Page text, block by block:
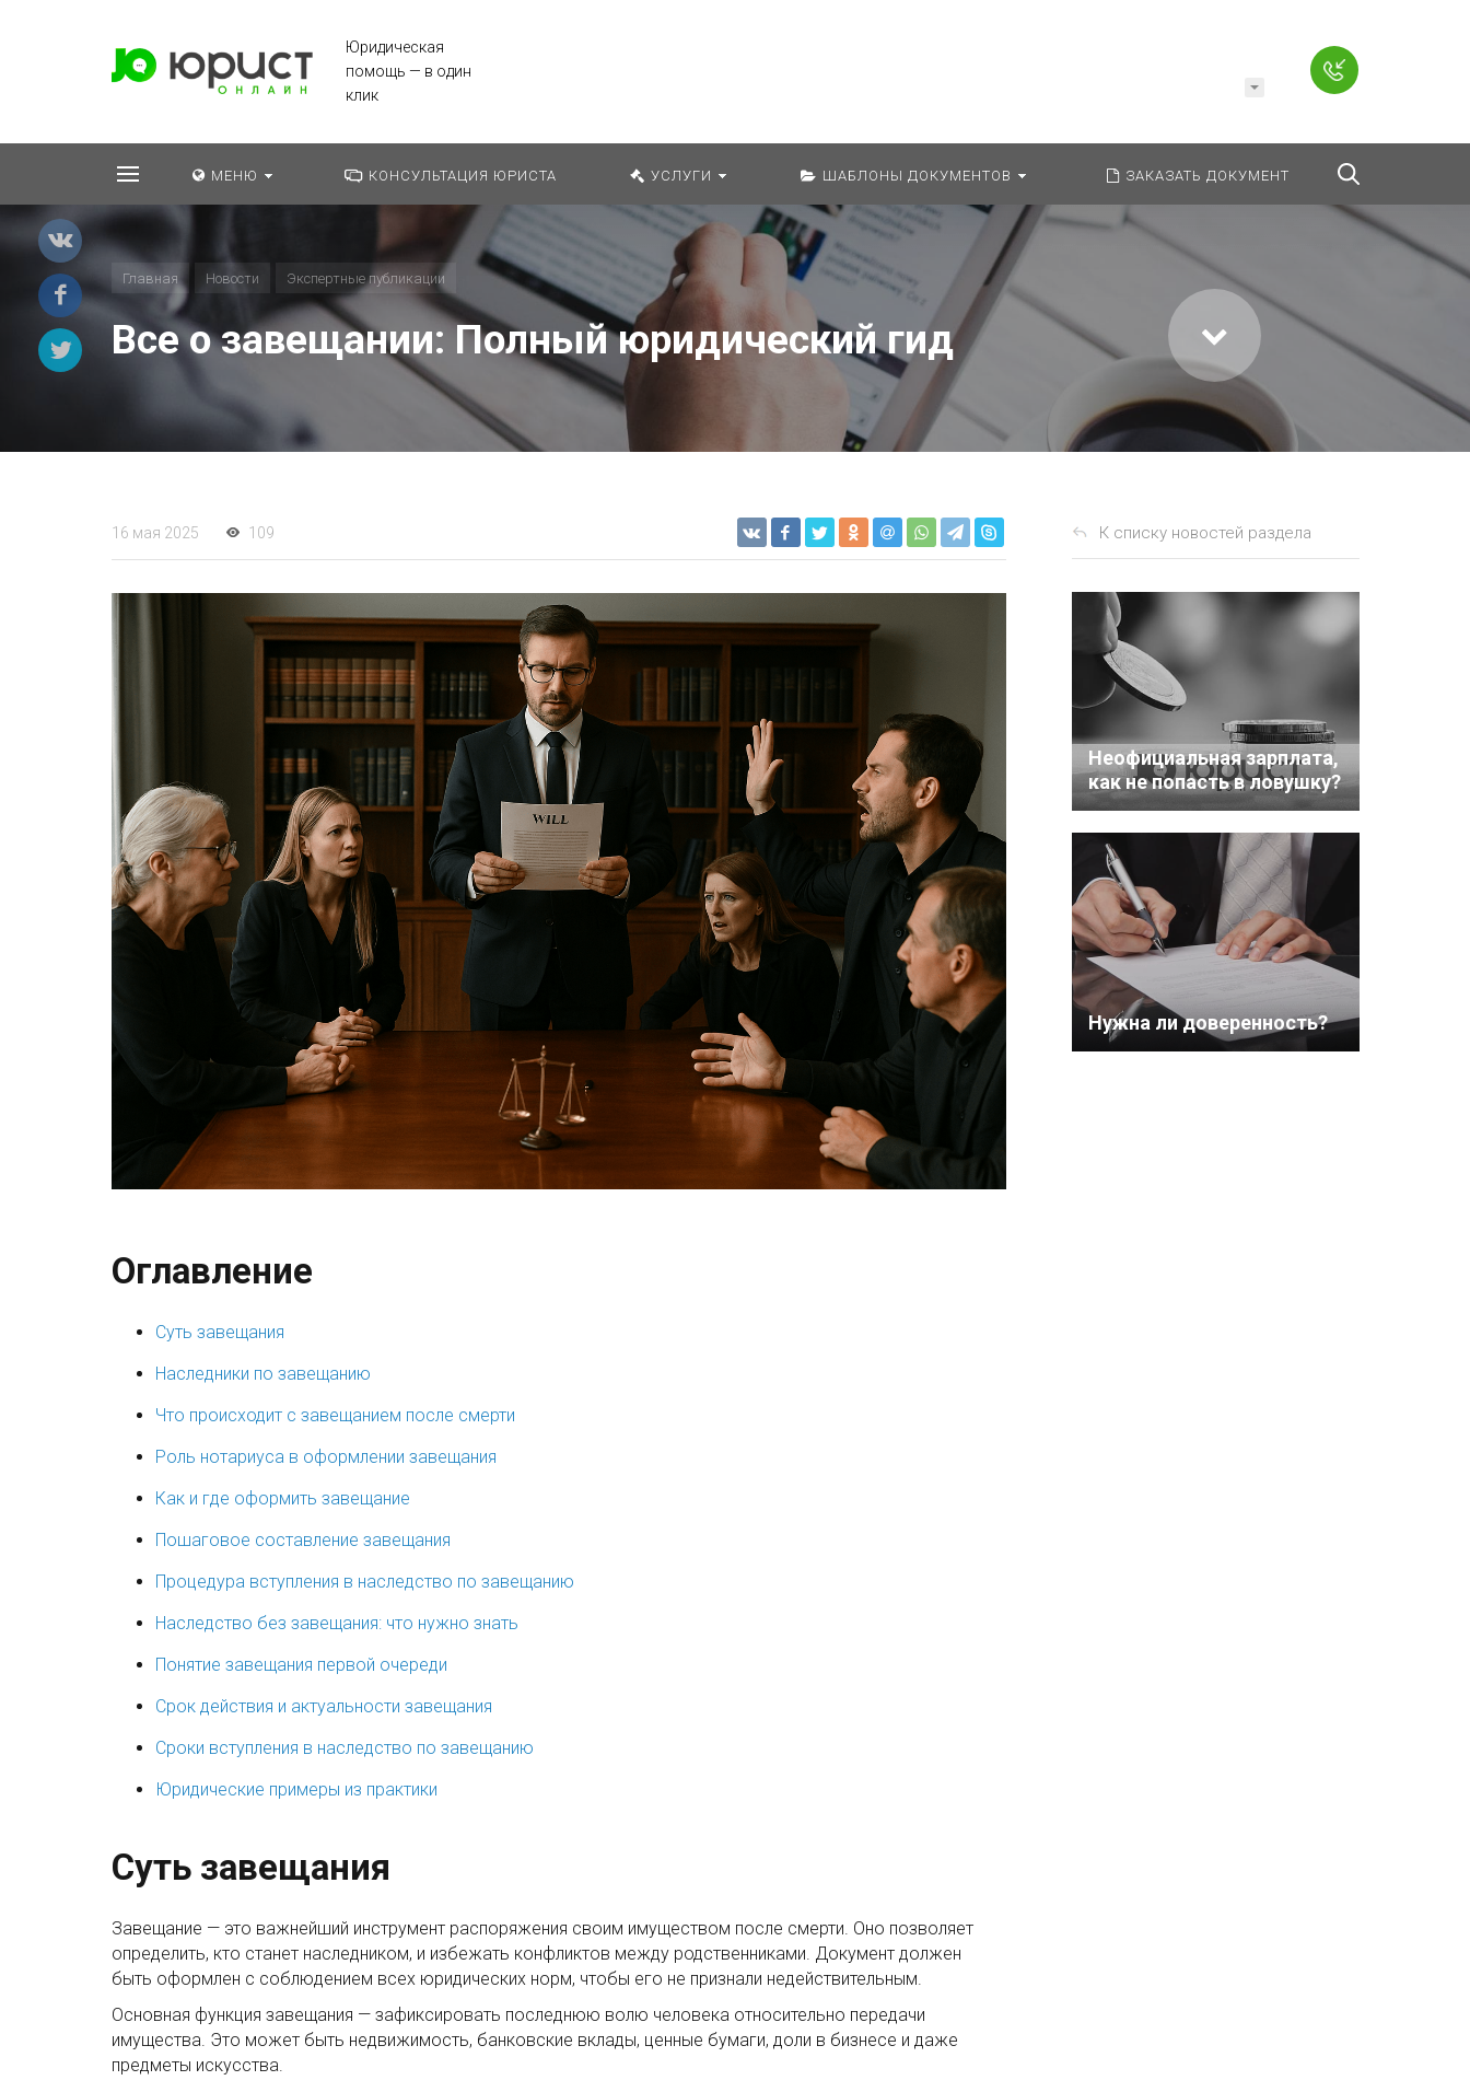
Юридическая
помощь — в один
клик
МЕНЮ КОНСУЛЬТАЦИЯ ЮРИСТА УСЛУГИ ШАБЛОНЫ ДОКУМЕНТОВ ЗАКАЗАТЬ ДОКУМЕНТ
Главная Новости Экспертные публикации
Все о завещании: Полный юридический гид
К списку новостей раздела
Неофициальная зарплата,
как не попасть в ловушку?
Нужна ли доверенность?
16 мая 2025 109
Оглавление
Суть завещания
Наследники по завещанию
Что происходит с завещанием после смерти
Роль нотариуса в оформлении завещания
Как и где оформить завещание
Пошаговое составление завещания
Процедура вступления в наследство по завещанию
Наследство без завещания: что нужно знать
Понятие завещания первой очереди
Срок действия и актуальности завещания
Сроки вступления в наследство по завещанию
Юридические примеры из практики
Суть завещания
Завещание — это важнейший инструмент распоряжения своим имуществом после смерти. Оно позволяет
определить, кто станет наследником, и избежать конфликтов между родственниками. Документ должен
быть оформлен с соблюдением всех юридических норм, чтобы его не признали недействительным.
Основная функция завещания — зафиксировать последнюю волю человека относительно передачи
имущества. Это может быть недвижимость, банковские вклады, ценные бумаги, доли в бизнесе и даже
предметы искусства.